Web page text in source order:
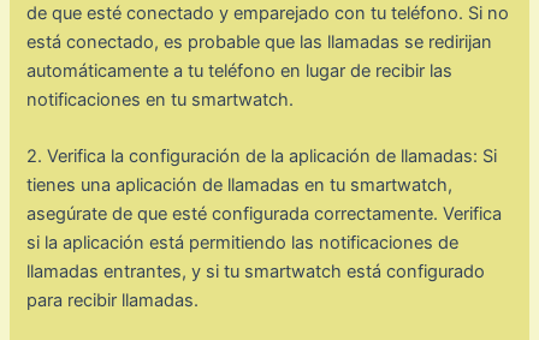
de que esté conectado y emparejado con tu teléfono. Si no
está conectado, es probable que las llamadas se redirijan
automáticamente a tu teléfono en lugar de recibir las
notificaciones en tu smartwatch.
2. Verifica la configuración de la aplicación de llamadas: Si
tienes una aplicación de llamadas en tu smartwatch,
asegúrate de que esté configurada correctamente. Verifica
si la aplicación está permitiendo las notificaciones de
llamadas entrantes, y si tu smartwatch está configurado
para recibir llamadas.